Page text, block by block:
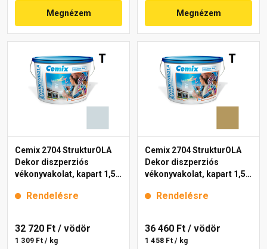
Megnézem Megnézem
Cemix 2704 StrukturOLA
Dekor diszperziós
vékonyvakolat, kapart 1,5
Rendelésre
32 720 Ft / vödör
1 309 Ft / kg
Cemix 2704 StrukturOLA
Dekor diszperziós
vékonyvakolat, kapart 1,5
Rendelésre
36 460 Ft / vödör
1 458 Ft / kg